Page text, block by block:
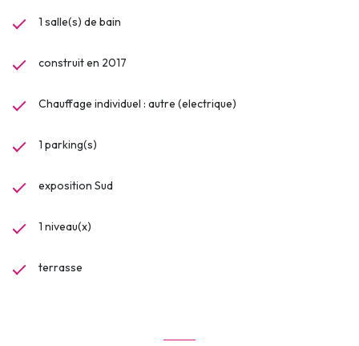
1 salle(s) de bain
construit en 2017
Chauffage individuel : autre (electrique)
1 parking(s)
exposition Sud
1 niveau(x)
terrasse